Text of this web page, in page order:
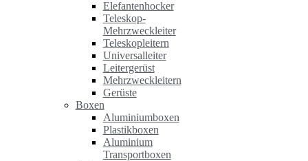
Elefantenhocker
Teleskop-
Mehrzweckleiter
Teleskopleitern
Universalleiter
Leitergerüst
Mehrzweckleitern
Gerüste
Boxen
Aluminiumboxen
Plastikboxen
Aluminium
Transportboxen